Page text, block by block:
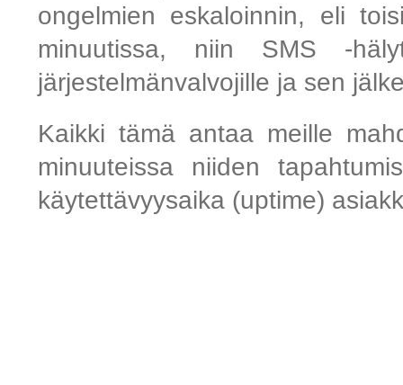
ongelmien eskaloinnin, eli
minuutissa, niin SMS -
järjestelmänvalvojille ja sen
Kaikki tämä antaa meille
minuuteissa niiden
käytettävyysaika (uptime)